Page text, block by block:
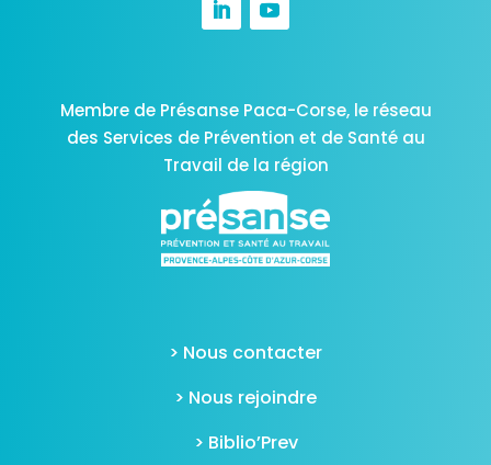
Membre de Présanse Paca-Corse, le réseau
des Services de Prévention et de Santé au
Travail de la région
> Nous contacter
> Nous rejoindre
> Biblio’Prev